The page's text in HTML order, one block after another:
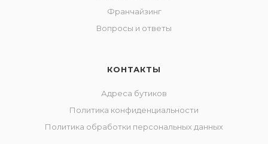
Франчайзинг
Вопросы и ответы
КОНТАКТЫ
Адреса бутиков
Политика конфиденциальности
Политика обработки персональных данных